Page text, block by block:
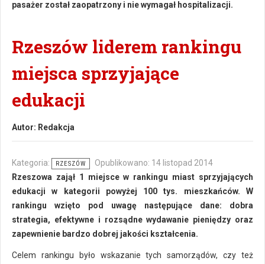
pasażer został zaopatrzony i nie wymagał hospitalizacji.
Rzeszów liderem rankingu
miejsca sprzyjające
edukacji
Autor: Redakcja
Kategoria: RZESZÓW
Opublikowano: 14 listopad 2014
Rzeszowa zajął 1 miejsce w rankingu miast sprzyjających
edukacji w kategorii powyżej 100 tys. mieszkańców. W
rankingu wzięto pod uwagę następujące dane: dobra
strategia, efektywne i rozsądne wydawanie pieniędzy oraz
zapewnienie bardzo dobrej jakości kształcenia.
Celem rankingu było wskazanie tych samorządów, czy też